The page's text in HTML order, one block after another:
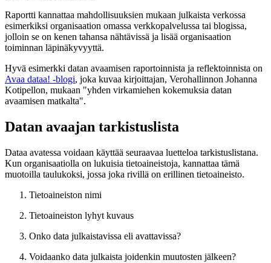
Raportti kannattaa mahdollisuuksien mukaan julkaista verkossa
esimerkiksi organisaation omassa verkkopalvelussa tai blogissa,
jolloin se on kenen tahansa nähtävissä ja lisää organisaation
toiminnan läpinäkyvyyttä.
Hyvä esimerkki datan avaamisen raportoinnista ja reflektoinnista on
Avaa dataa! -blogi, joka kuvaa kirjoittajan, Verohallinnon Johanna
Kotipellon, mukaan "yhden virkamiehen kokemuksia datan
avaamisen matkalta".
Datan avaajan tarkistuslista
Dataa avatessa voidaan käyttää seuraavaa luetteloa tarkistuslistana.
Kun organisaatiolla on lukuisia tietoaineistoja, kannattaa tämä
muotoilla taulukoksi, jossa joka rivillä on erillinen tietoaineisto.
Tietoaineiston nimi
Tietoaineiston lyhyt kuvaus
Onko data julkaistavissa eli avattavissa?
Voidaanko data julkaista joidenkin muutosten jälkeen?